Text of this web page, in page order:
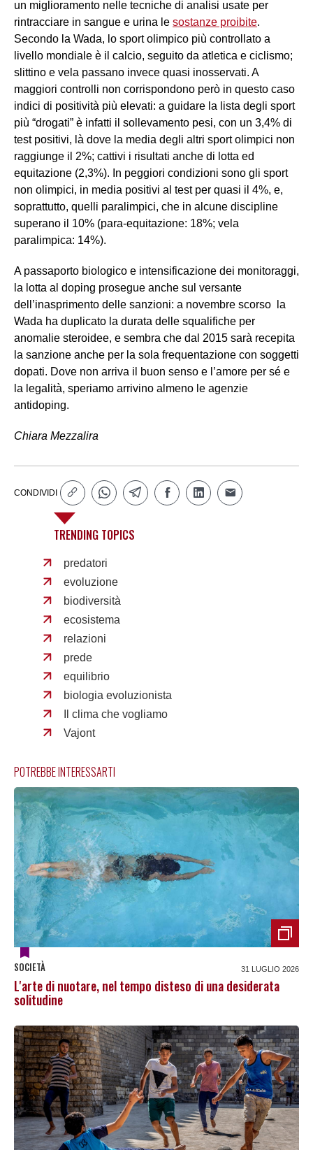
un miglioramento nelle tecniche di analisi usate per
rintracciare in sangue e urina le sostanze proibite.
Secondo la Wada, lo sport olimpico più controllato a
livello mondiale è il calcio, seguito da atletica e ciclismo;
slittino e vela passano invece quasi inosservati. A
maggiori controlli non corrispondono però in questo caso
indici di positività più elevati: a guidare la lista degli sport
più “drogati” è infatti il sollevamento pesi, con un 3,4% di
test positivi, là dove la media degli altri sport olimpici non
raggiunge il 2%; cattivi i risultati anche di lotta ed
equitazione (2,3%). In peggiori condizioni sono gli sport
non olimpici, in media positivi al test per quasi il 4%, e,
soprattutto, quelli paralimpici, che in alcune discipline
superano il 10% (para-equitazione: 18%; vela
paralimpica: 14%).
A passaporto biologico e intensificazione dei monitoraggi,
la lotta al doping prosegue anche sul versante
dell’inasprimento delle sanzioni: a novembre scorso la
Wada ha duplicato la durata delle squalifiche per
anomalie steroidee, e sembra che dal 2015 sarà recepita
la sanzione anche per la sola frequentazione con soggetti
dopati. Dove non arriva il buon senso e l’amore per sé e
la legalità, speriamo arrivino almeno le agenzie
antidoping.
Chiara Mezzalira
CONDIVIDI
TRENDING TOPICS
predatori
evoluzione
biodiversità
ecosistema
relazioni
prede
equilibrio
biologia evoluzionista
Il clima che vogliamo
Vajont
POTREBBE INTERESSARTI
SOCIETÀ 31 LUGLIO 2026
L'arte di nuotare, nel tempo disteso di una desiderata
solitudine